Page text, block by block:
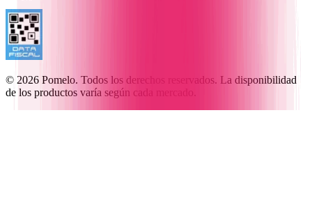
© 2026 Pomelo. Todos los derechos reservados. La disponibilidad
de los productos varía según cada mercado.